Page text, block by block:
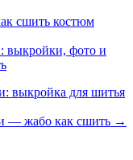
сшить костюм
выкройки, фото и
выкройка для шитья
— жабо как сшить →